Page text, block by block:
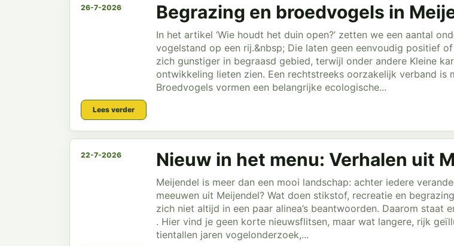
26-7-2026 Begrazing en broedvogels in
In het artikel ‘Wie houdt het duin open?’ zetten we een aantal
vogelstand op een rij.&nbsp; Die laten geen eenvoudig positief
zich gunstiger in begraasd gebied, terwijl onder andere Kleine
ontwikkeling lieten zien. Een rechtstreeks oorzakelijk verband
Broedvogels vormen een belangrijke ecologische...
Lees verder
22-7-2026 Nieuw in het menu: Verhalen uit
Meijendel is meer dan een mooi landschap: achter iedere
meeuwen uit Meijendel? Wat doen stikstof, recreatie en
zich niet altijd in een paar alinea’s beantwoorden. Daarom staat
. Hier vind je geen korte nieuwsflitsen, maar wat langere, rijk
tientallen jaren vogelonderzoek,...